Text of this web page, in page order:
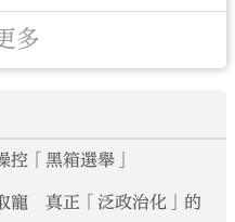
多
「黑箱選舉」
寵 真正「泛政治化」的